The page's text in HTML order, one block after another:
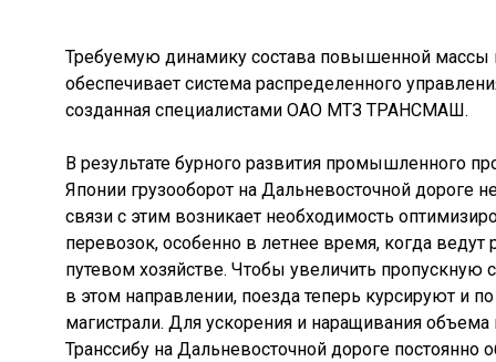
Требуемую динамику состава повышенной массы
обеспечивает система распределенного
созданная специалистами ОАО МТЗ ТРАНСМАШ.
В результате бурного развития промышленного
Японии грузооборот на Дальневосточной дороге
связи с этим возникает необходимость
перевозок, особенно в летнее время, когда
путевом хозяйстве. Чтобы увеличить пропускную
в этом направлении, поезда теперь курсируют и
магистрали. Для ускорения и наращивания объема
Транссибу на Дальневосточной дороге постоянно